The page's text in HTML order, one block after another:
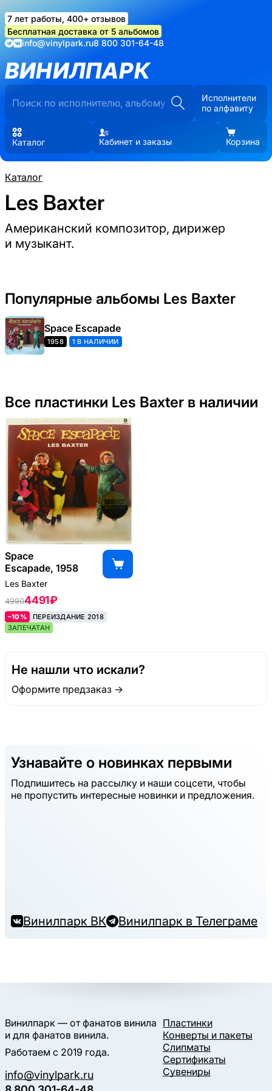
7 лет работы, 400+ отзывов
Бесплатная доставка от 5 альбомов
info@vinylpark.ru8 800 301-64-48
ВИНИЛПАРК
Исполнители
по алфавиту
Каталог Кабинет и заказы Корзина
Каталог
Les Baxter
Американский композитор, дирижер
и музыкант.
Популярные альбомы Les Baxter
Space Escapade
1958 1 В НАЛИЧИИ
Все пластинки Les Baxter в наличии
Space
Escapade, 1958
Les Baxter
49904491 ₽
–10%
ПЕРЕИЗДАНИЕ 2018
ЗАПЕЧАТАН
Не нашли что искали?
Оформите предзаказ →
Узнавайте о новинках первыми
Подпишитесь на рассылку и наши соцсети, чтобы
не пропустить интересные новинки и предложения.
Винилпарк ВК Винилпарк в Телеграме
Винилпарк — от фанатов винила
и для фанатов винила.
Работаем с 2019 года.
info@vinylpark.ru
Пластинки
Конверты и пакеты
Слипматы
Сертификаты
Сувениры